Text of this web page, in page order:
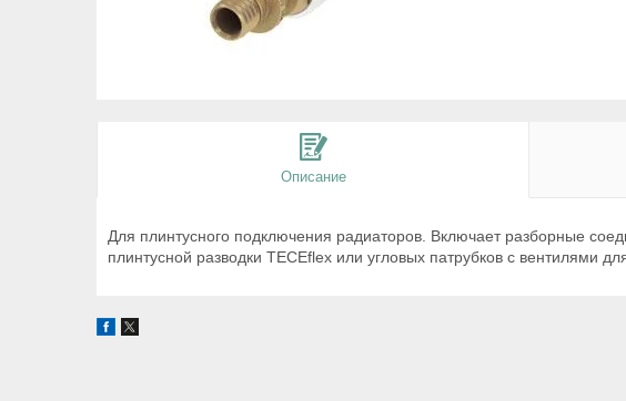
Описание
Для плинтусного подключения радиаторов. Включает разборные
плинтусной разводки TECEflex или угловых патрубков с вентилями